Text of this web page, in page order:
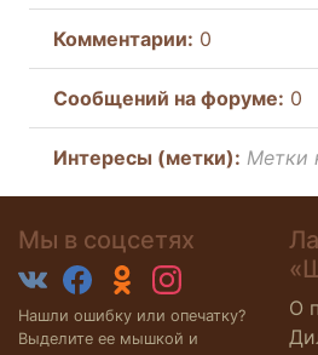
Комментарии: 0
Cообщений на форуме: 0
Интересы (метки): Метки
Мы в соцсетях
Нашли ошибку или опечатку?
Выделите ее мышкой и
О